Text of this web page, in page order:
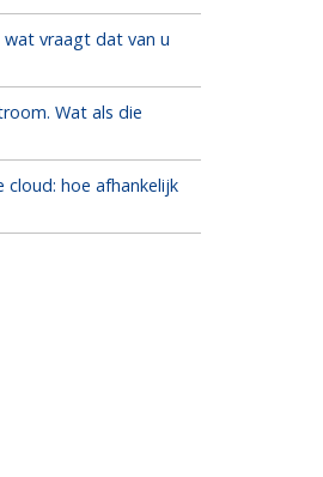
vraagt dat van u
Wat als die
cloud: hoe afhankelijk